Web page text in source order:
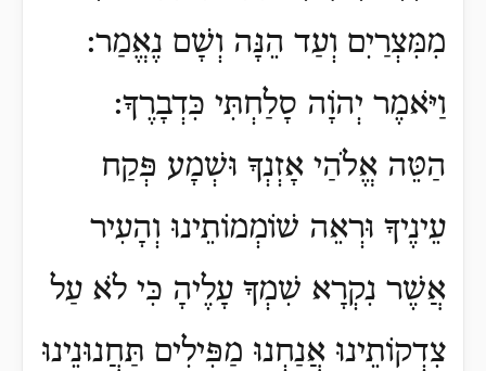
מִמִּצְרַיִם וְעַד הֵנָּה וְשָׁם נֶאֱמַר:
וַיֹּאמֶר יְהוָֹה סָלַחְתִּי כִּדְבָרֶךָ:
הַטֵּה אֱלֹהַי אָזְנְךָ וּשְׁמָע פְּקַח
עֵינֶיךָ וּרְאֵה שׁוֹמְמוֹתֵינוּ וְהָעִיר
אֲשֶׁר נִקְרָא שִׁמְךָ עָלֶיהָ כִּי לֹא עַל
צִדְקוֹתֵינוּ אֲנַחְנוּ מַפִּילִים תַּחֲנוּנֵינוּ